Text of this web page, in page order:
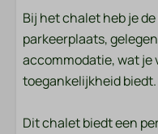
Tuin
Tuinmeubels
Loungeset
Zonnewering:
Parkeerplaats: 1
Bij het chalet heb je
parkeerplaats,
accommodatie, wat je
toegankelijkheid biedt.
Dit chalet biedt een